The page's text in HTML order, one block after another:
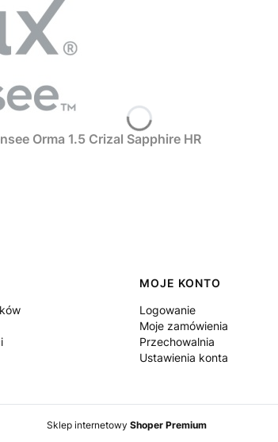
Orma 1.5 Crizal Sapphire HR
MOJE KONTO
Logowanie
Moje zamówienia
Przechowalnia
Ustawienia konta
Sklep internetowy Shoper Premium